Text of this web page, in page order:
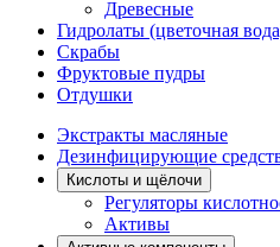
Древесные
Гидролаты (цветочная
Скрабы
Фруктовые пудры
Отдушки
Экстракты масляные
Дезинфицирующие
Кислоты и щёлочи
Регуляторы
Активы